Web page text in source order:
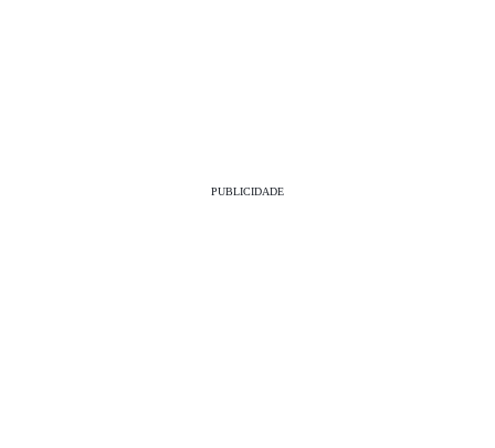
PUBLICIDADE